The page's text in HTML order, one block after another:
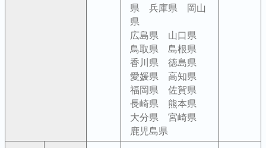
県 兵庫県 岡山
県
広島県 山口県
鳥取県 島根県
香川県 徳島県
愛媛県 高知県
福岡県 佐賀県
長崎県 熊本県
大分県 宮崎県
鹿児島県